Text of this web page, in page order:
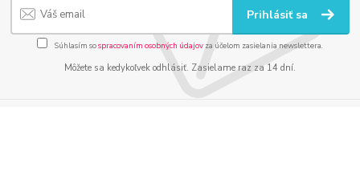
Prihlásiť sa
Súhlasím sospracovaním osobných údajov za účelom zasielania newslettera.
Môžete sa kedykoľvek odhlásiť. Zasielame raz za 14 dní.